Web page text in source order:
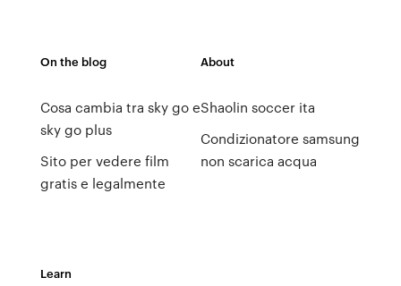
On the blog
Cosa cambia tra sky go e
sky go plus
Sito per vedere film
gratis e legalmente
About
Shaolin soccer ita
Condizionatore samsung
non scarica acqua
Learn